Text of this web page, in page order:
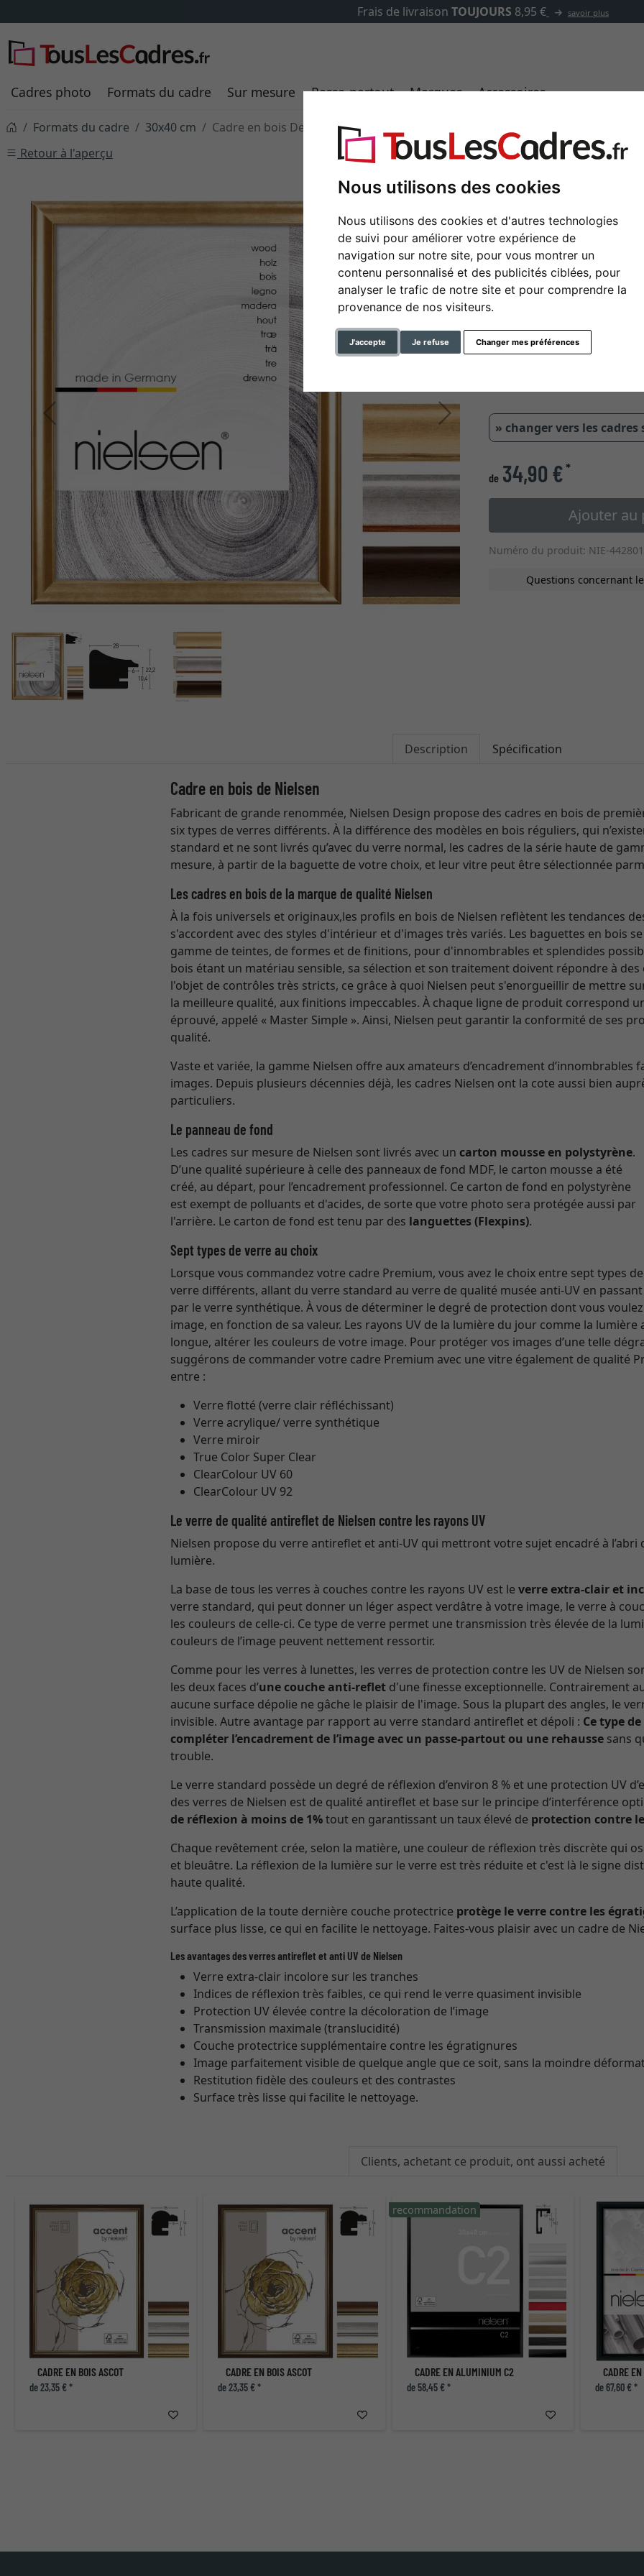
Nous utilisons des cookies
Nous utilisons des cookies et d'autres technologies
de suivi pour améliorer votre expérience de
navigation sur notre site, pour vous montrer un
contenu personnalisé et des publicités ciblées, pour
analyser le trafic de notre site et pour comprendre la
provenance de nos visiteurs.
J'accepte Je refuse Changer mes préférences
✓500 000 articles au choix
Cadres photo Formats du cadre Sur mesure Passe-partout Marques Accessoires
Formats du cadre 30x40 cm
Cadre en bois Derby 28
Retour à l'aperçu
Retour Continuer
Cadre en bois Derby
format
couleur
type de verre
» changer vers les cadres
de 34,90 €*
Ajouter au
Numéro du produit: NIE-
Questions concernant
Description Spécification
Cadre en bois de Nielsen
Fabricant de grande renommée, Nielsen Design propose des cadres en bois de
six types de verres différents. À la différence des modèles en bois réguliers, qui
standard et ne sont livrés qu’avec du verre normal, les cadres de la série haute de
mesure, à partir de la baguette de votre choix, et leur vitre peut être sélectionnée
Les cadres en bois de la marque de qualité Nielsen
À la fois universels et originaux,les profils en bois de Nielsen reflètent les tendances
s'accordent avec des styles d'intérieur et d'images très variés. Les baguettes en bois
gamme de teintes, de formes et de finitions, pour d'innombrables et splendides
bois étant un matériau sensible, sa sélection et son traitement doivent répondre à
l'objet de contrôles très stricts, ce grâce à quoi Nielsen peut s'enorgueillir de mettre
la meilleure qualité, aux finitions impeccables. À chaque ligne de produit correspond
éprouvé, appelé « Master Simple ». Ainsi, Nielsen peut garantir la conformité de ses
qualité.
Vaste et variée, la gamme Nielsen offre aux amateurs d’encadrement d’innombrables
images. Depuis plusieurs décennies déjà, les cadres Nielsen ont la cote aussi bien
particuliers.
Le panneau de fond
Les cadres sur mesure de Nielsen sont livrés avec un carton mousse en polystyrène.
D’une qualité supérieure à celle des panneaux de fond MDF, le carton mousse a été
créé, au départ, pour l’encadrement professionnel. Ce carton de fond en polystyrène
est exempt de polluants et d'acides, de sorte que votre photo sera protégée aussi par
l'arrière. Le carton de fond est tenu par des languettes (Flexpins).
Sept types de verre au choix
Lorsque vous commandez votre cadre Premium, vous avez le choix entre sept types de
verre différents, allant du verre standard au verre de qualité musée anti-UV en passant
par le verre synthétique. À vous de déterminer le degré de protection dont vous
image, en fonction de sa valeur. Les rayons UV de la lumière du jour comme la
longue, altérer les couleurs de votre image. Pour protéger vos images d’une telle
suggérons de commander votre cadre Premium avec une vitre également de qualité
entre :
Verre flotté (verre clair réfléchissant)
Verre acrylique/ verre synthétique
Verre miroir
True Color Super Clear
ClearColour UV 60
ClearColour UV 92
Le verre de qualité antireflet de Nielsen contre les rayons UV
Nielsen propose du verre antireflet et anti-UV qui mettront votre sujet encadré à l’abri
lumière.
La base de tous les verres à couches contre les rayons UV est leverre extra-clair et
verre standard, qui peut donner un léger aspect verdâtre à votre image, le verre à
les couleurs de celle-ci. Ce type de verre permet une transmission très élevée de la
couleurs de l’image peuvent nettement ressortir.
Comme pour les verres à lunettes, les verres de protection contre les UV de Nielsen
les deux faces d’une couche anti-reflet d'une finesse exceptionnelle. Contrairement
aucune surface dépolie ne gâche le plaisir de l'image. Sous la plupart des angles, le
invisible. Autre avantage par rapport au verre standard antireflet et dépoli : Ce type
compléter l’encadrement de l’image avec un passe-partout ou une rehausse sans
trouble.
Le verre standard possède un degré de réflexion d’environ 8 % et une protection UV
des verres de Nielsen est de qualité antireflet et base sur le principe d’interférence
de réflexion à moins de 1%tout en garantissant un taux élevé de protection contre
Chaque revêtement crée, selon la matière, une couleur de réflexion très discrète qui
et bleuâtre. La réflexion de la lumière sur le verre est très réduite et c'est là le signe
haute qualité.
L’application de la toute dernière couche protectrice protège le verre contre les
surface plus lisse, ce qui en facilite le nettoyage. Faites-vous plaisir avec un cadre de
Les avantages des verres antireflet et anti UV de Nielsen
Verre extra-clair incolore sur les tranches
Indices de réflexion très faibles, ce qui rend le verre quasiment invisible
Protection UV élevée contre la décoloration de l’image
Transmission maximale (translucidité)
Couche protectrice supplémentaire contre les égratignures
Image parfaitement visible de quelque angle que ce soit, sans la moindre
Restitution fidèle des couleurs et des contrastes
Surface très lisse qui facilite le nettoyage.
Clients, achetant ce produit, ont aussi acheté
CADRE EN BOIS ASCOT
de 23,35 € *
CADRE EN BOIS ASCOT
de 23,35 € *
CADRE EN ALUMINIUM C2
de 58,45 € *
recommandation
CADRE
de 67,60 € *